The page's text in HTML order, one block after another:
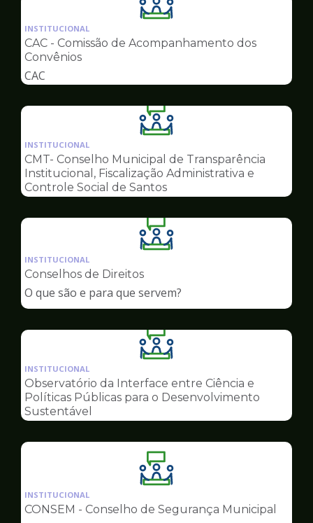
Ilustração
da
pagina
INSTITUCIONAL
CAC - Comissão de Acompanhamento dos
Convênios
CAC
Ilustração
da
pagina
de
Conselhos
INSTITUCIONAL
CMT- Conselho Municipal de Transparência
Institucional, Fiscalização Administrativa e
Controle Social de Santos
Ilustração
da
Conselhos
INSTITUCIONAL
Conselhos de Direitos
O que são e para que servem?
Ilustração
da
pagina
de
INSTITUCIONAL
Observatório da Interface entre Ciência e
Políticas Públicas para o Desenvolvimento
Sustentável
Ilustração
da
pagina
INSTITUCIONAL
CONSEM - Conselho de Segurança Municipal